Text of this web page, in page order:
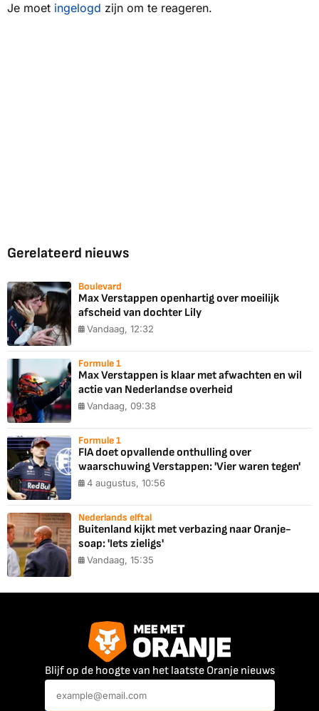
Je moet ingelogd zijn om te reageren.
Gerelateerd nieuws
Boulevard
Max Verstappen openhartig over moeilijk
afscheid van dochter Lily
Vandaag, 12:32
Formule 1
Max Verstappen is klaar met afwachten en wil
actie van Nederlandse overheid
Vandaag, 09:38
Formule 1
FIA doet opvallende onthulling over
waarschuwing Verstappen: 'Vier waren tegen'
4 augustus, 10:56
Nederlands elftal
Buitenland kijkt met verbazing naar Oranje-
soap: 'Iets zieligs'
Vandaag, 15:35
Blijf op de hoogte van het laatste Oranje nieuws